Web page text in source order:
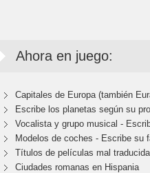
Ahora en juego:
Capitales de Europa (también
Escribe los planetas según su
Vocalista y grupo musical -
Modelos de coches - Escribe su
Títulos de películas mal
Ciudades romanas en Hispania